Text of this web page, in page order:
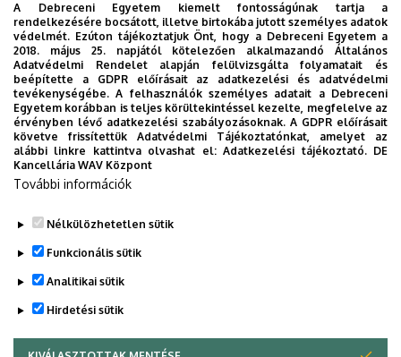
nagyzenekari hangzás erejét ötvöző esten
közreműködnek kiváló szólisták és a Kodály
Filharmonikusok.
Időpont:2026. június 16., kedd 19 óra
Helyszín:Debreceni Református Egyetemi Templom
(Debrecen, Egyetem tér 2.)
A Debreceni Egyetem kiemelt fontosságúnak tartja a
rendelkezésére bocsátott, illetve birtokába jutott személyes adatok
védelmét. Ezúton tájékoztatjuk Önt, hogy a Debreceni Egyetem a
2018. május 25. napjától kötelezően alkalmazandó Általános
Adatvédelmi Rendelet alapján felülvizsgálta folyamatait és
beépítette a GDPR előírásait az adatkezelési és adatvédelmi
tevékenységébe. A felhasználók személyes adatait a Debreceni
Egyetem korábban is teljes körültekintéssel kezelte, megfelelve az
érvényben lévő adatkezelési szabályozásoknak. A GDPR előírásait
követve frissítettük Adatvédelmi Tájékoztatónkat, amelyet az
alábbi linkre kattintva olvashat el:Adatkezelési tájékoztató. DE
Kancellária WAV Központ
További információk
Nélkülözhetetlen sütik
Funkcionális sütik
Analitikai sütik
Hirdetési sütik